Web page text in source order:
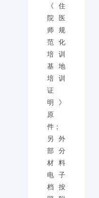
《住
院医
师规
范化
培训
基地
培训
证
明》
原
件；
另外
部分
材料
电子
档按